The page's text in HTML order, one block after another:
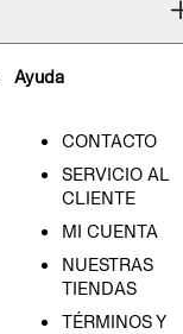
Ayuda
CONTACTO
SERVICIO AL
CLIENTE
MI CUENTA
NUESTRAS
TIENDAS
TÉRMINOS Y